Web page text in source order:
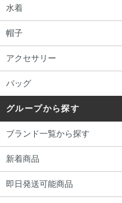
水着
帽子
アクセサリー
バッグ
グループから探す
ブランド一覧から探す
新着商品
即日発送可能商品